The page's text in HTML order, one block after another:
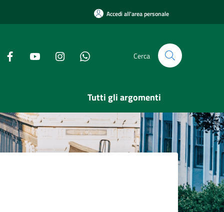
Accedi all'area personale
Cerca
Tutti gli argomenti